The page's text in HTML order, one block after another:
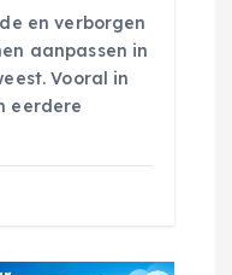
en verborgen
aanpassen in
Vooral in
eerdere